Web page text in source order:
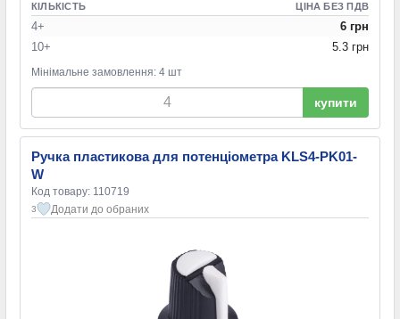
КІЛЬКІСТЬ ЦІНА БЕЗ ПДВ
4+
6 грн
10+
5.3 грн
Мінімальне замовлення: 4 шт
купити
Ручка пластикова для потенціометра KLS4-PK01-
W
Код товару: 110719
3 Додати до обраних